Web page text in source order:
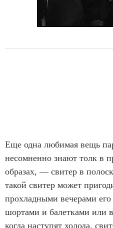
Еще одна любимая вещь
несомненно знают толк в
образах, — свитер в
такой свитер может
прохладными вечерами
шортами и балетками или
когда наступят холода,